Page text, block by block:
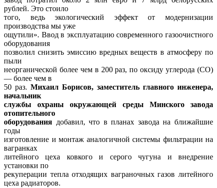
рублей. Это стоило
того, ведь экологический эффект от модернизации
производства мы уже
ощутили». Ввод в эксплуатацию современного газоочистного
оборудования
позволил снизить эмиссию вредных веществ в атмосферу по
пыли
неорганической более чем в 200 раз, по оксиду углерода (СО)
— более чем в
50 раз. Михаил Борисов, заместитель главного инженера,
начальник
службы охраны окружающей среды Минского завода
отопительного
оборудования добавил, что в планах завода на ближайшие
годы
изготовление и монтаж аналогичной системы фильтрации на
вагранках
литейного цеха ковкого и серого чугуна и внедрение
установки по
рекуперации тепла отходящих ваграночных газов литейного
цеха радиаторов.